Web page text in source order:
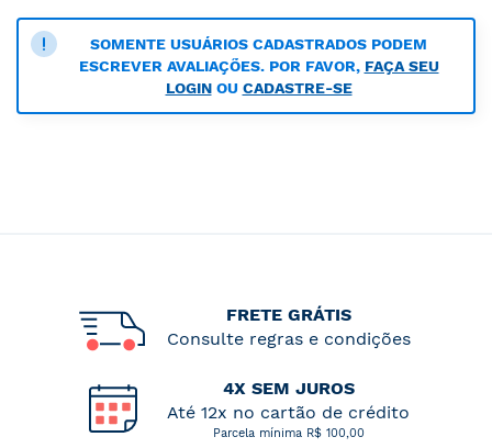
SOMENTE USUÁRIOS CADASTRADOS PODEM
ESCREVER AVALIAÇÕES. POR FAVOR, FAÇA SEU
LOGINOU CADASTRE-SE
FRETE GRÁTIS
Consulte regras e condições
4X SEM JUROS
Até 12x no cartão de crédito
Parcela mínima R$ 100,00